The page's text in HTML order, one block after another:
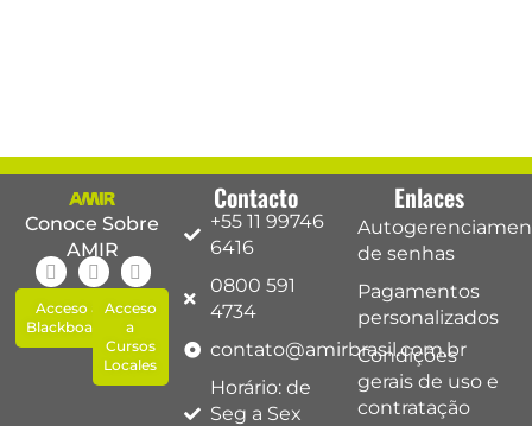
Conoce Sobre
AMIR
Acceso a
Blackboard
Acceso
a
Cursos
Locales
Contacto
+55 11 99746
6416
0800 591
4734
contato@amirbrasil.com.br
Horário: de
Seg a Sex
Enlaces
de senhas
Pagamentos
personalizados
Condições
gerais de uso e
contratação